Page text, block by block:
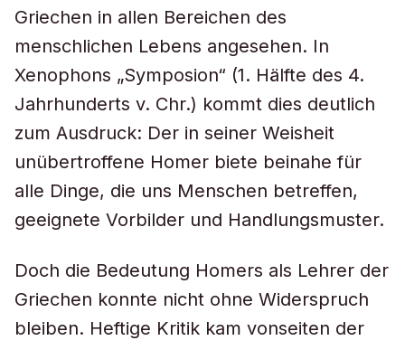
Griechen in allen Bereichen des
menschlichen Lebens angesehen. In
Xenophons „Symposion“ (1. Hälfte des 4.
Jahrhunderts v. Chr.) kommt dies deutlich
zum Ausdruck: Der in seiner Weisheit
unübertroffene Homer biete beinahe für
alle Dinge, die uns Menschen betreffen,
geeignete Vorbilder und Handlungsmuster.
Doch die Bedeutung Homers als Lehrer der
Griechen konnte nicht ohne Widerspruch
bleiben. Heftige Kritik kam vonseiten der